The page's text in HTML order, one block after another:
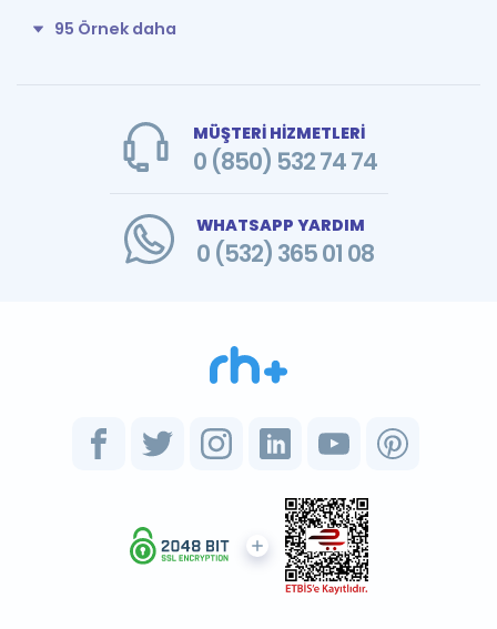
95 Örnek daha
MÜŞTERİ HİZMETLERİ
0 (850) 532 74 74
WHATSAPP YARDIM
0 (532) 365 01 08